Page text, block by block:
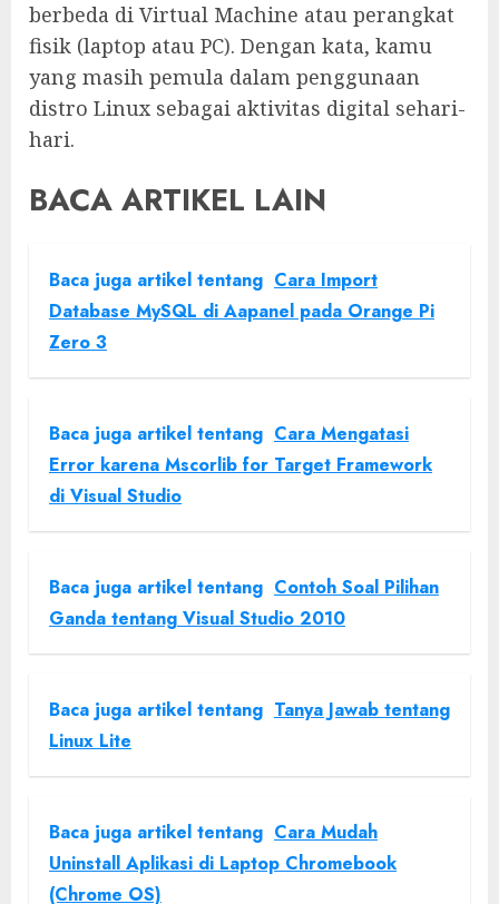
berbeda di Virtual Machine atau perangkat
fisik (laptop atau PC). Dengan kata, kamu
yang masih pemula dalam penggunaan
distro Linux sebagai aktivitas digital sehari-
hari.
BACA ARTIKEL LAIN
Baca juga artikel tentang Cara Import
Database MySQL di Aapanel pada Orange Pi
Zero 3
Baca juga artikel tentang Cara Mengatasi
Error karena Mscorlib for Target Framework
di Visual Studio
Baca juga artikel tentang Contoh Soal Pilihan
Ganda tentang Visual Studio 2010
Baca juga artikel tentang Tanya Jawab tentang
Linux Lite
Baca juga artikel tentang Cara Mudah
Uninstall Aplikasi di Laptop Chromebook
(Chrome OS)